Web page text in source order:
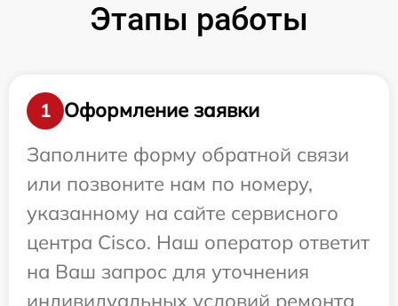
Этапы работы
1
Оформление заявки
Заполните форму обратной связи
или позвоните нам по номеру,
указанному на сайте сервисного
центра Cisco. Наш оператор ответит
на Ваш запрос для уточнения
индивидуальных условий ремонта